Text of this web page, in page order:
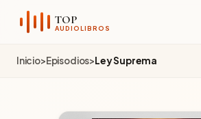
TOP
AUDIOLIBROSSobre el Canal
Telegram
Inicio>Episodios>Ley Suprema